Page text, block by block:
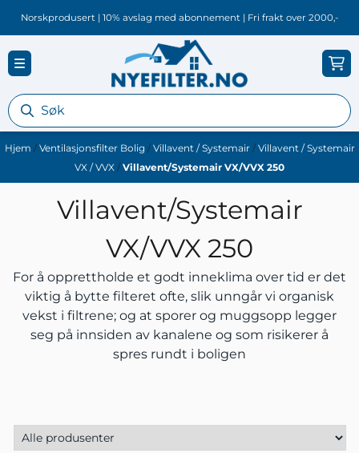
Hopp til innhold
Norskprodusert | 10% avslag med abonnement | Fri frakt over 2000,-
Hjem / Ventilasjonsfilter Bolig / Villavent / Systemair / Villavent / Systemair
VX / VVX / Villavent/Systemair VX/VVX 250
Villavent/Systemair
VX/VVX 250
For å opprettholde et godt inneklima over tid er det
viktig å bytte filteret ofte, slik unngår vi organisk
vekst i filtrene; og at sporer og muggsopp legger
seg på innsiden av kanalene og som risikerer å
spres rundt i boligen